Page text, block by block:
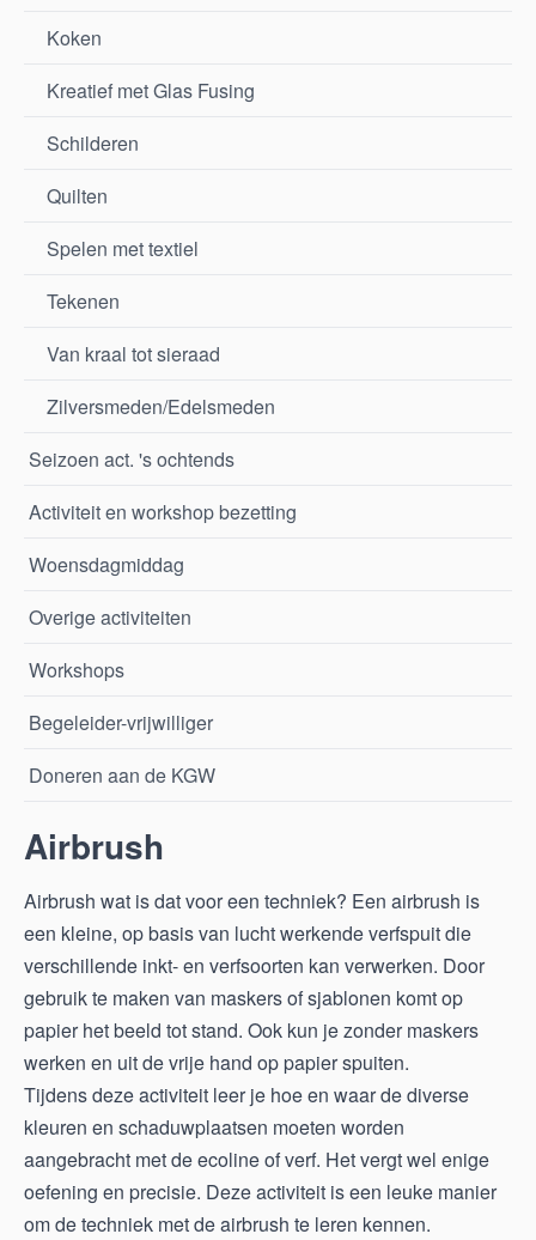
Koken
Kreatief met Glas Fusing
Schilderen
Quilten
Spelen met textiel
Tekenen
Van kraal tot sieraad
Zilversmeden/Edelsmeden
Seizoen act. 's ochtends
Activiteit en workshop bezetting
Woensdagmiddag
Overige activiteiten
Workshops
Begeleider-vrijwilliger
Doneren aan de KGW
Airbrush
Airbrush wat is dat voor een techniek? Een airbrush is
een kleine, op basis van lucht werkende verfspuit die
verschillende inkt- en verfsoorten kan verwerken. Door
gebruik te maken van maskers of sjablonen komt op
papier het beeld tot stand. Ook kun je zonder maskers
werken en uit de vrije hand op papier spuiten.
Tijdens deze activiteit leer je hoe en waar de diverse
kleuren en schaduwplaatsen moeten worden
aangebracht met de ecoline of verf. Het vergt wel enige
oefening en precisie. Deze activiteit is een leuke manier
om de techniek met de airbrush te leren kennen.